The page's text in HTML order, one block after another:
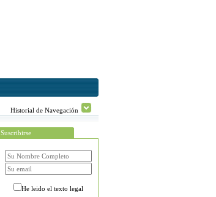
Historial de Navegación
Suscribirse
He leido el texto legal